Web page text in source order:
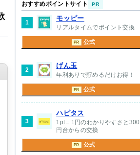
おすすめポイントサイト PR
1
モッピー
リアルタイムでポイント交換
PR 公式
2
げん玉
年利ありで貯めるだけお得！
PR 公式
3
ハピタス
1pt＝1円のわかりやすさと300
円台からの交換
PR 公式